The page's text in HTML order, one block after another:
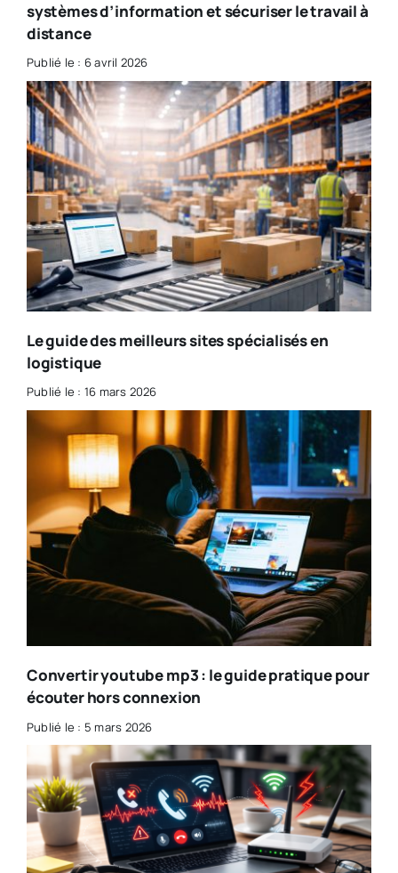
systèmes d’information et sécuriser le travail à
distance
Publié le : 6 avril 2026
Le guide des meilleurs sites spécialisés en
logistique
Publié le : 16 mars 2026
Convertir youtube mp3 : le guide pratique pour
écouter hors connexion
Publié le : 5 mars 2026